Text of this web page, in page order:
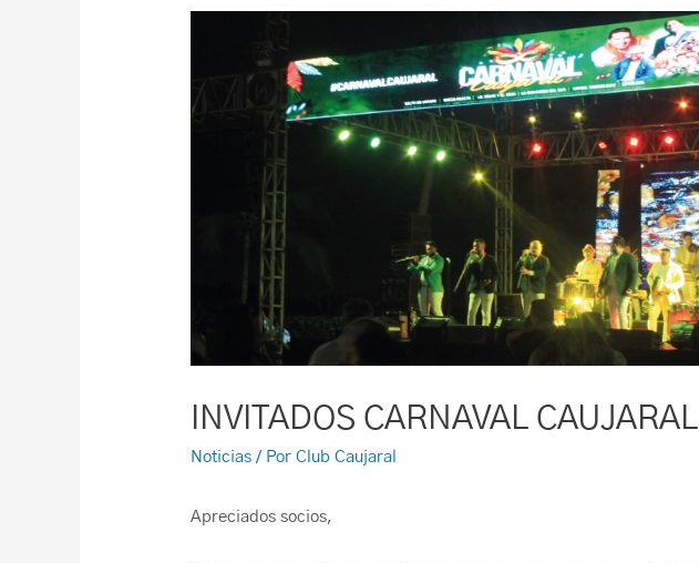
INVITADOS CARNAVAL CAUJARAL
Noticias / PorClub Caujaral
Apreciados socios,